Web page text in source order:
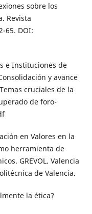
sobre los
Revista
65. DOI:
e Instituciones de
y avance
cruciales de la
de foro-
en Valores en la
herramienta de
GREVOL. Valencia
de Valencia.
la ética?